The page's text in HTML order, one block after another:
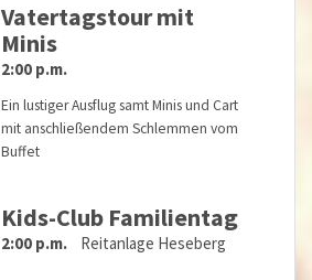
Vatertagstour mit
Minis
2:00 p.m.
Ein lustiger Ausflug samt Minis und Cart
mit anschließendem Schlemmen vom
Buffet
Kids-Club Familientag
2:00 p.m. Reitanlage Heseberg